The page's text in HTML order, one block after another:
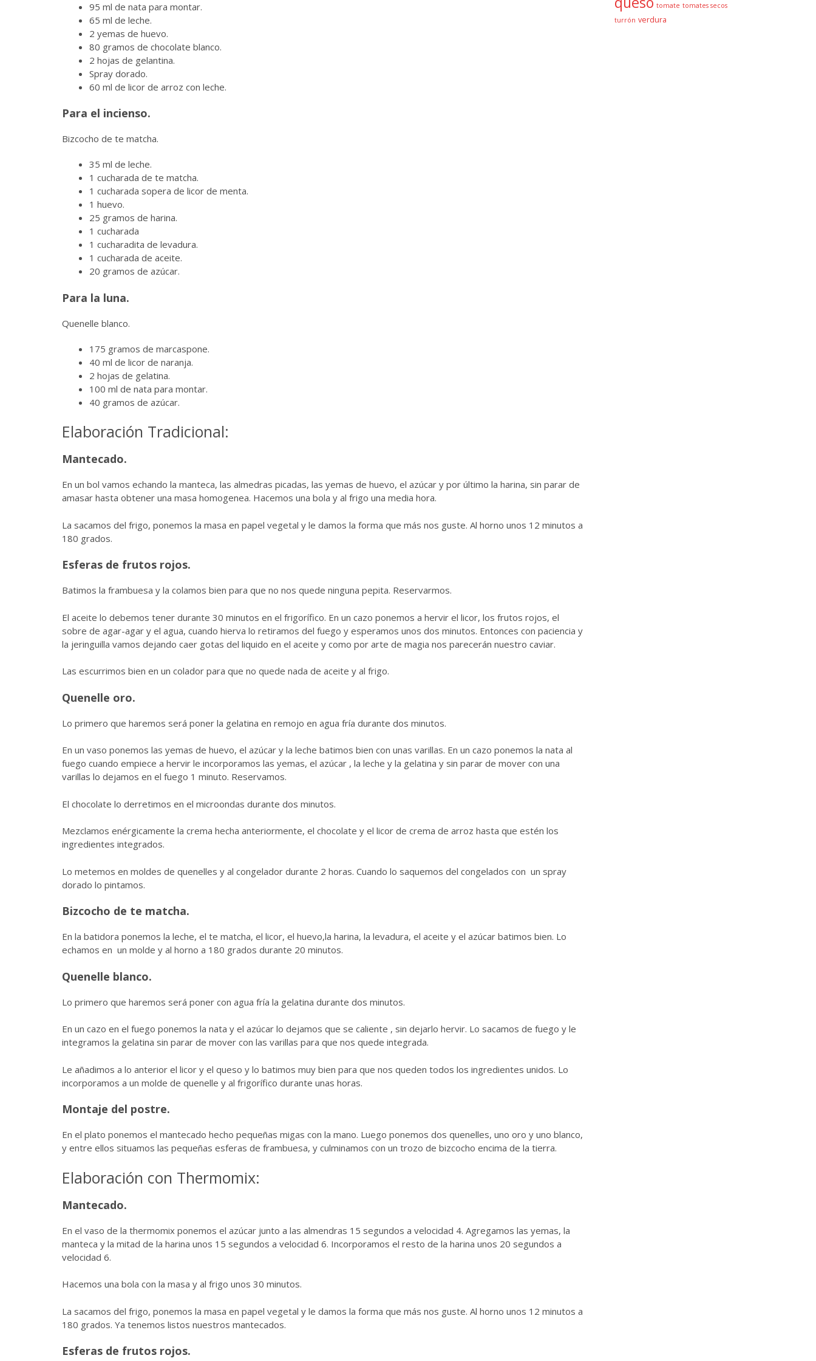
95 ml de nata para montar.
65 ml de leche.
2 yemas de huevo.
80 gramos de chocolate blanco.
2 hojas de gelantina.
Spray dorado.
60 ml de licor de arroz con leche.
Para el incienso.
Bizcocho de te matcha.
35 ml de leche.
1 cucharada de te matcha.
1 cucharada sopera de licor de menta.
1 huevo.
25 gramos de harina.
1 cucharada
1 cucharadita de levadura.
1 cucharada de aceite.
20 gramos de azúcar.
Para la luna.
Quenelle blanco.
175 gramos de marcaspone.
40 ml de licor de naranja.
2 hojas de gelatina.
100 ml de nata para montar.
40 gramos de azúcar.
Elaboración Tradicional:
Mantecado.
En un bol vamos echando la manteca, las almedras picadas, las yemas de huevo, el azúcar y por último la harina, sin parar de
amasar hasta obtener una masa homogenea. Hacemos una bola y al frigo una media hora.
La sacamos del frigo, ponemos la masa en papel vegetal y le damos la forma que más nos guste. Al horno unos 12 minutos a
180 grados.
Esferas de frutos rojos.
Batimos la frambuesa y la colamos bien para que no nos quede ninguna pepita. Reservarmos.
El aceite lo debemos tener durante 30 minutos en el frigorífico. En un cazo ponemos a hervir el licor, los frutos rojos, el
sobre de agar-agar y el agua, cuando hierva lo retiramos del fuego y esperamos unos dos minutos. Entonces con paciencia y
la jeringuilla vamos dejando caer gotas del liquido en el aceite y como por arte de magia nos parecerán nuestro caviar.
Las escurrimos bien en un colador para que no quede nada de aceite y al frigo.
Quenelle oro.
Lo primero que haremos será poner la gelatina en remojo en agua fría durante dos minutos.
En un vaso ponemos las yemas de huevo, el azúcar y la leche batimos bien con unas varillas. En un cazo ponemos la nata al
fuego cuando empiece a hervir le incorporamos las yemas, el azúcar , la leche y la gelatina y sin parar de mover con una
varillas lo dejamos en el fuego 1 minuto. Reservamos.
El chocolate lo derretimos en el microondas durante dos minutos.
Mezclamos enérgicamente la crema hecha anteriormente, el chocolate y el licor de crema de arroz hasta que estén los
ingredientes integrados.
Lo metemos en moldes de quenelles y al congelador durante 2 horas. Cuando lo saquemos del congelados con un spray
dorado lo pintamos.
Bizcocho de te matcha.
En la batidora ponemos la leche, el te matcha, el licor, el huevo,la harina, la levadura, el aceite y el azúcar batimos bien. Lo
echamos en un molde y al horno a 180 grados durante 20 minutos.
Quenelle blanco.
Lo primero que haremos será poner con agua fría la gelatina durante dos minutos.
En un cazo en el fuego ponemos la nata y el azúcar lo dejamos que se caliente , sin dejarlo hervir. Lo sacamos de fuego y le
integramos la gelatina sin parar de mover con las varillas para que nos quede integrada.
Le añadimos a lo anterior el licor y el queso y lo batimos muy bien para que nos queden todos los ingredientes unidos. Lo
incorporamos a un molde de quenelle y al frigorífico durante unas horas.
Montaje del postre.
En el plato ponemos el mantecado hecho pequeñas migas con la mano. Luego ponemos dos quenelles, uno oro y uno blanco,
y entre ellos situamos las pequeñas esferas de frambuesa, y culminamos con un trozo de bizcocho encima de la tierra.
Elaboración con Thermomix:
Mantecado.
En el vaso de la thermomix ponemos el azúcar junto a las almendras 15 segundos a velocidad 4. Agregamos las yemas, la
manteca y la mitad de la harina unos 15 segundos a velocidad 6. Incorporamos el resto de la harina unos 20 segundos a
velocidad 6.
Hacemos una bola con la masa y al frigo unos 30 minutos.
La sacamos del frigo, ponemos la masa en papel vegetal y le damos la forma que más nos guste. Al horno unos 12 minutos a
180 grados. Ya tenemos listos nuestros mantecados.
Esferas de frutos rojos.
tomate tomates secos
turrón verdura